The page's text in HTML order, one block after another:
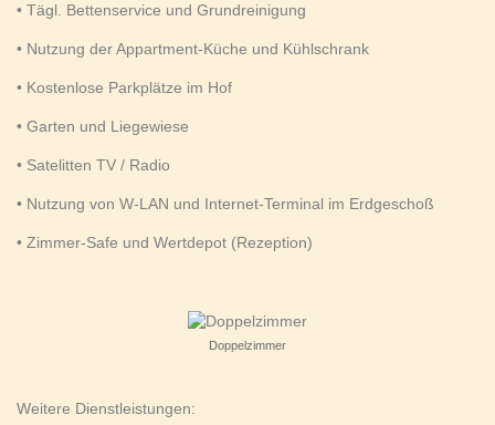
• Tägl. Bettenservice und Grundreinigung
• Nutzung der Appartment-Küche und Kühlschrank
• Kostenlose Parkplätze im Hof
• Garten und Liegewiese
• Satelitten TV / Radio
• Nutzung von W-LAN und Internet-Terminal im Erdgeschoß
• Zimmer-Safe und Wertdepot (Rezeption)
Doppelzimmer
Weitere Dienstleistungen: